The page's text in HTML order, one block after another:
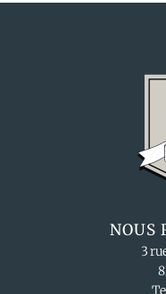
NOUS
3